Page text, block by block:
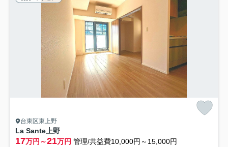
台東区東上野
La Sante上野
17万円～21万円 管理/共益費10,000円～15,000円